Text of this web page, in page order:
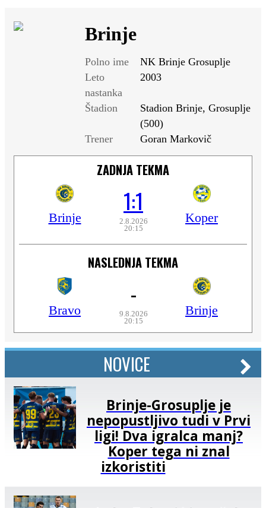
Brinje
Polno ime
NK Brinje Grosuplje
Leto
nastanka
2003
Štadion
Stadion Brinje, Grosuplje
(500)
Trener
Goran Markovič
ZADNJA TEKMA
Brinje
1:1
2.8.2026
20:15
Koper
NASLEDNJA TEKMA
Bravo
-
9.8.2026
20:15
Brinje
NOVICE
Brinje-Grosuplje je
nepopustljivo tudi v Prvi
ligi! Dva igralca manj?
Koper tega ni znal
izkoristiti